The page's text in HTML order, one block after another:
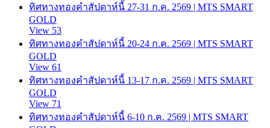
ทิศทางทองคำสัปดาห์นี้ 27-31 ก.ค. 2569 | MTS SMART
GOLD
View 53
ทิศทางทองคำสัปดาห์นี้ 20-24 ก.ค. 2569 | MTS SMART
GOLD
View 61
ทิศทางทองคำสัปดาห์นี้ 13-17 ก.ค. 2569 | MTS SMART
GOLD
View 71
ทิศทางทองคำสัปดาห์นี้ 6-10 ก.ค. 2569 | MTS SMART